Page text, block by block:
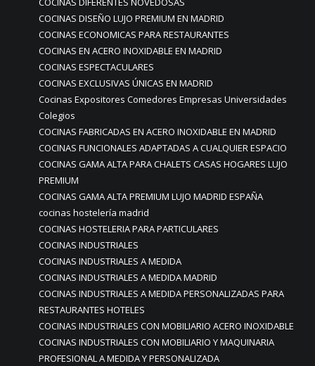
COCINAS DISEÑO LUJO PREMIUM EN MADRID
COCINAS ECONOMICAS PARA RESTAURANTES
COCINAS EN ACERO INOXIDABLE EN MADRID
COCINAS ESPECTACULARES
COCINAS EXCLUSIVAS ÚNICAS EN MADRID
Cocinas Expositores Comedores Empresas Universidades
Colegios
COCINAS FABRICADAS EN ACERO INOXIDABLE EN MADRID
COCINAS FUNCIONALES ADAPTADAS A CUALQUIER ESPACIO
COCINAS GAMA ALTA PARA CHALETS CASAS HOGARES LUJO
PREMIUM
COCINAS GAMA ALTA PREMIUM LUJO MADRID ESPAÑA
cocinas hostelería madrid
COCINAS HOSTELERIA PARA PARTICULARES
COCINAS INDUSTRIALES
COCINAS INDUSTRIALES A MEDIDA
COCINAS INDUSTRIALES A MEDIDA MADRID
COCINAS INDUSTRIALES A MEDIDA PERSONALIZADAS PARA
RESTAURANTES HOTELES
COCINAS INDUSTRIALES CON MOBILIARIO ACERO INOXIDABLE
COCINAS INDUSTRIALES CON MOBILIARIO Y MAQUINARIA
PROFESIONAL A MEDIDA Y PERSONALIZADA